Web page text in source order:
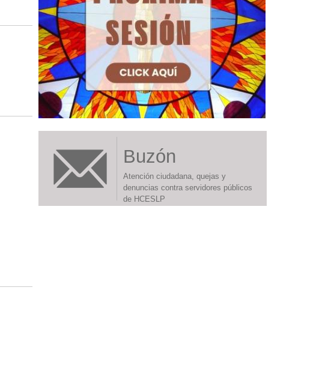
Buzón
Atención ciudadana, quejas y
denuncias contra servidores públicos
de HCESLP